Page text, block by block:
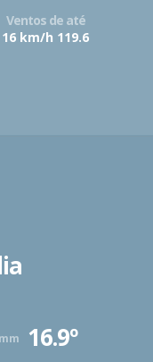
Ventos de até
16 km/h 119.6
16.9º